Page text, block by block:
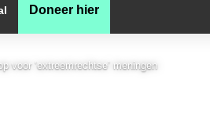
Doneer hier
voor ‘extreemrechtse’ meningen